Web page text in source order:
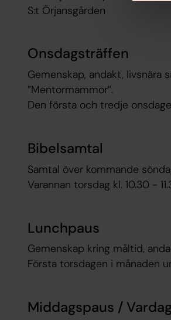
S:t Örjansgården
Onsdagsträffen
Gemenskap, andakt, livsnära
”Mentormammor”.
Den första och tredje
Bibelsamtal
Samtal över kommande
Varannan torsdag kl. 10.30 -
Lunchpaus
Gemenskap kring måltid,
Första torsdagen i månaden
Middagspaus /